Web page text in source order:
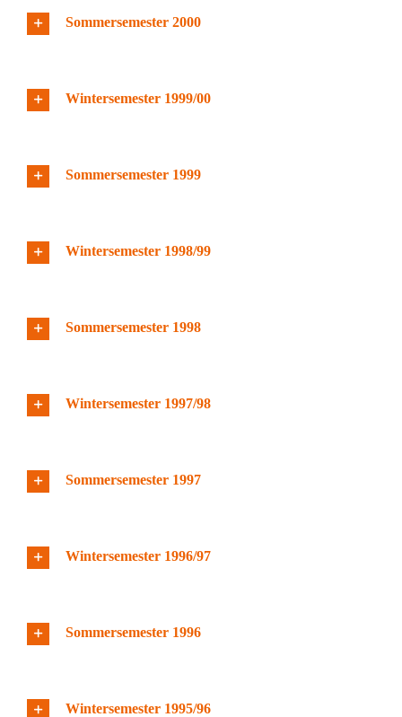
Sommersemester 2000
Wintersemester 1999/00
Sommersemester 1999
Wintersemester 1998/99
Sommersemester 1998
Wintersemester 1997/98
Sommersemester 1997
Wintersemester 1996/97
Sommersemester 1996
Wintersemester 1995/96